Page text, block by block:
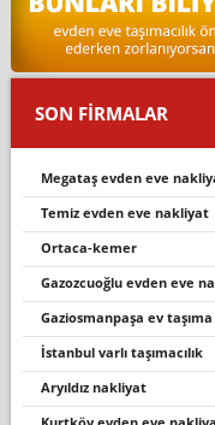
SON FİRMALAR
megataş evden eve
temiz evden eve nakliyat
ortaca-kemer
gazozcuoğlu evden eve
gaziosmanpaşa ev
i̇stanbul varlı taşımacılık
aryıldız nakliyat